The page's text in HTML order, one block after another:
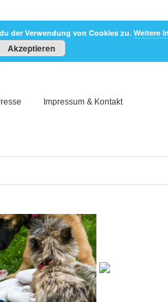
Impressum & Kontakt
der Verwendung von Cookies zu.Weitere
Akzeptieren